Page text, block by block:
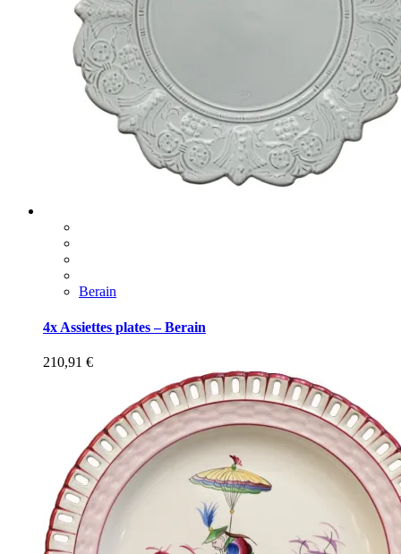
Berain
4x Assiettes plates – Berain
210,91 €